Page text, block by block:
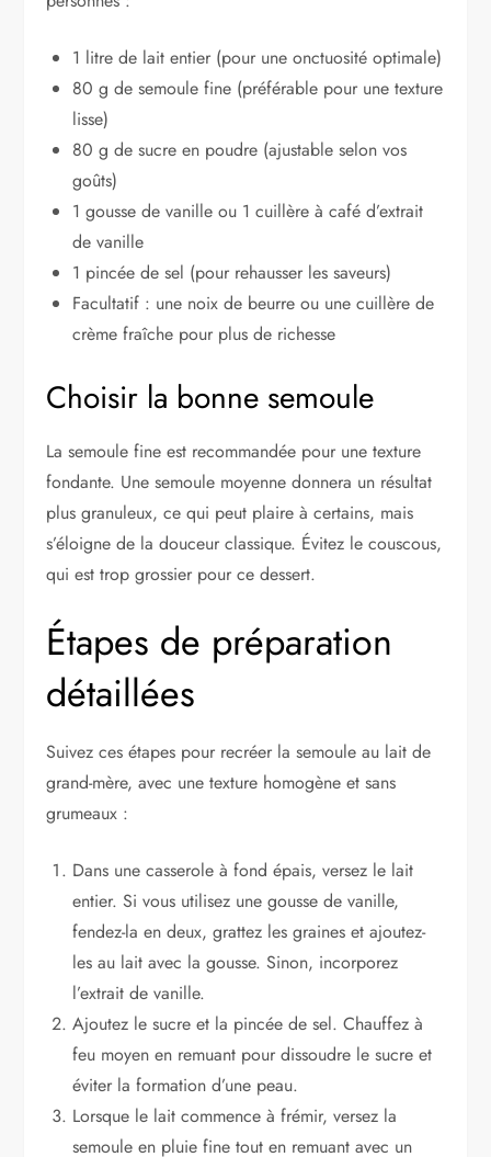
1 litre de lait entier (pour une onctuosité optimale)
80 g de semoule fine (préférable pour une texture
lisse)
80 g de sucre en poudre (ajustable selon vos
goûts)
1 gousse de vanille ou 1 cuillère à café d’extrait
de vanille
1 pincée de sel (pour rehausser les saveurs)
Facultatif : une noix de beurre ou une cuillère de
crème fraîche pour plus de richesse
Choisir la bonne semoule
La semoule fine est recommandée pour une texture
fondante. Une semoule moyenne donnera un résultat
plus granuleux, ce qui peut plaire à certains, mais
s’éloigne de la douceur classique. Évitez le couscous,
qui est trop grossier pour ce dessert.
Étapes de préparation
détaillées
Suivez ces étapes pour recréer la semoule au lait de
grand-mère, avec une texture homogène et sans
grumeaux :
Dans une casserole à fond épais, versez le lait
entier. Si vous utilisez une gousse de vanille,
fendez-la en deux, grattez les graines et ajoutez-
les au lait avec la gousse. Sinon, incorporez
l’extrait de vanille.
Ajoutez le sucre et la pincée de sel. Chauffez à
feu moyen en remuant pour dissoudre le sucre et
éviter la formation d’une peau.
Lorsque le lait commence à frémir, versez la
semoule en pluie fine tout en remuant avec un